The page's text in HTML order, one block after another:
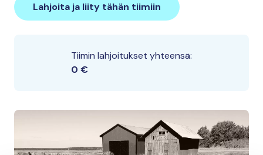
Lahjoita ja liity tähän tiimiin
Tiimin lahjoitukset yhteensä:
0 €